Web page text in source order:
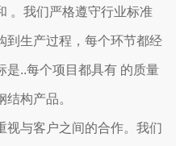
。我们严格遵守行业标准
到生产过程，每个环节都经
是..每个项目都具有 的质量
构产品。
视与客户之间的合作。我们